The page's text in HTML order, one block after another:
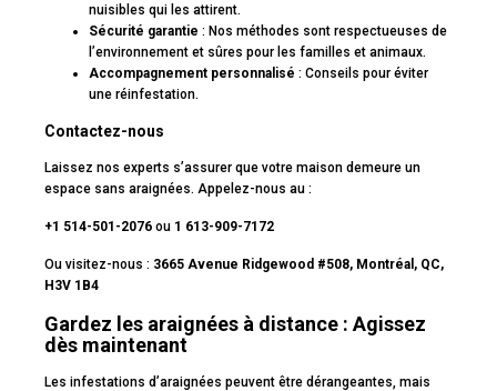
nuisibles qui les attirent.
Sécurité garantie : Nos méthodes sont respectueuses de
l’environnement et sûres pour les familles et animaux.
Accompagnement personnalisé : Conseils pour éviter
une réinfestation.
Contactez-nous
Laissez nos experts s’assurer que votre maison demeure un
espace sans araignées. Appelez-nous au :
+1 514-501-2076 ou 1 613-909-7172
Ou visitez-nous : 3665 Avenue Ridgewood #508, Montréal, QC,
H3V 1B4
Gardez les araignées à distance : Agissez
dès maintenant
Les infestations d’araignées peuvent être dérangeantes, mais